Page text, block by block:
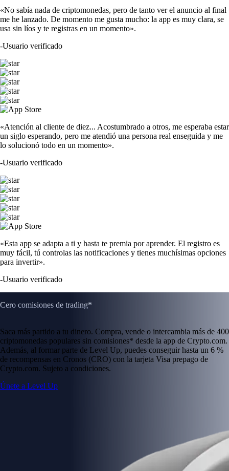
«No sabía nada de criptomonedas, pero de tanto ver el anuncio al final
me he lanzado. De momento me gusta mucho: la app es muy clara, se
usa sin líos y te registras en un momento».
-Usuario verificado
«Atención al cliente de diez... Acostumbrado a otros, me esperaba estar
un siglo esperando, pero me atendió una persona real enseguida y me
lo solucionó todo en un momento».
-Usuario verificado
«Esta app se adapta a ti y hasta te premia por aprender. El registro es
muy fácil, tú controlas las notificaciones y tienes muchísimas opciones
para invertir».
-Usuario verificado
Cero comisiones de trading*
Saca más partido a tu dinero. Compra, vende o intercambia más de 400
criptomonedas populares sin comisiones* desde la app de Crypto.com.
Además, al formar parte de Level Up, puedes conseguir hasta un 6 %
de recompensas en Cronos (CRO) con la tarjeta Visa prepago de
Crypto.com. Sujeto a condiciones.
Únete a Level Up